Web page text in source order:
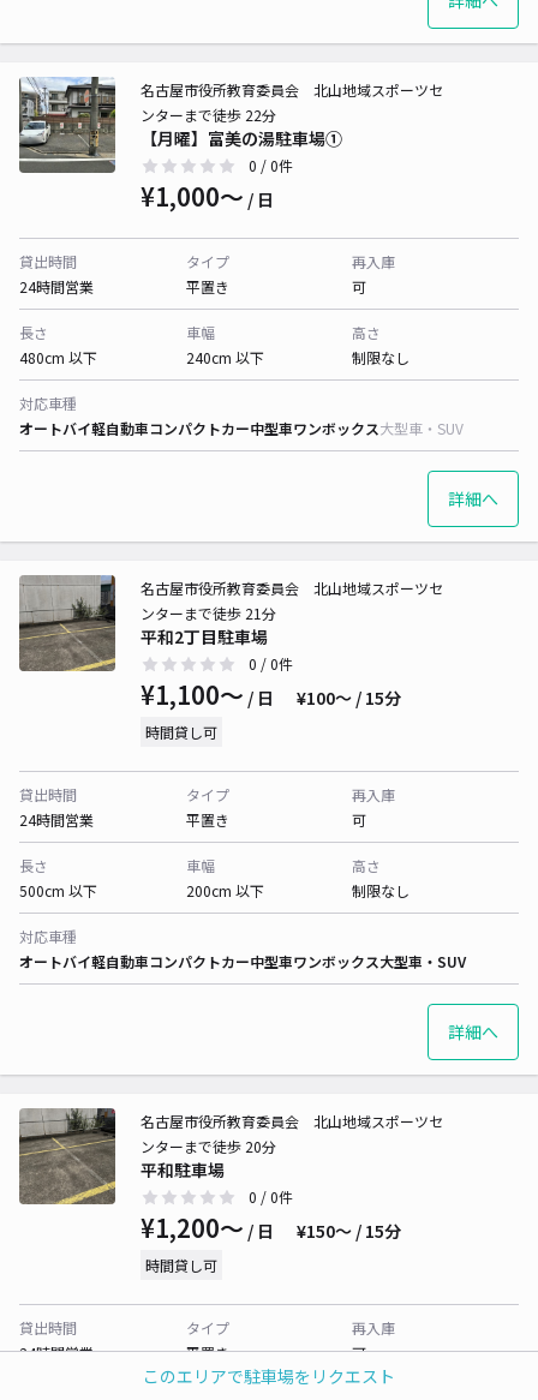
このエリアで駐車場をリクエスト
【月曜】富美の湯駐車場①
名古屋市役所教育委員会 北山地域スポーツセ
ンターまで徒歩 22分
0 / 0件
¥1,000〜 / 日
貸出時間
24時間営業
タイプ
平置き
再入庫
可
長さ
480cm 以下
車幅
240cm 以下
高さ
制限なし
対応車種
オートバイ軽自動車コンパクトカー中型車ワンボックス大型車・SUV
詳細へ
平和2丁目駐車場
名古屋市役所教育委員会 北山地域スポーツセ
ンターまで徒歩 21分
0 / 0件
¥1,100〜 / 日 ¥100〜 / 15分
時間貸し可
貸出時間
24時間営業
タイプ
平置き
再入庫
可
長さ
500cm 以下
車幅
200cm 以下
高さ
制限なし
対応車種
オートバイ軽自動車コンパクトカー中型車ワンボックス大型車・SUV
詳細へ
平和駐車場
名古屋市役所教育委員会 北山地域スポーツセ
ンターまで徒歩 20分
0 / 0件
¥1,200〜 / 日 ¥150〜 / 15分
時間貸し可
貸出時間
24時間営業
タイプ
平置き
再入庫
可